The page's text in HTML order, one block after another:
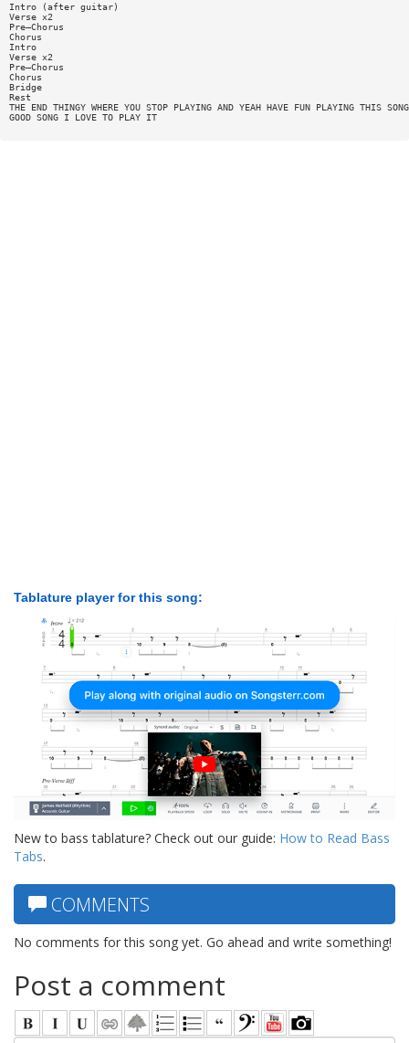
Intro (after guitar)
Verse x2
Pre—Chorus
Chorus
Intro
Verse x2
Pre—Chorus
Chorus
Bridge
Rest
THE END THINGY WHERE YOU STOP PLAYING AND YEAH HAVE FUN PLAYING THIS
GOOD SONG I LOVE TO PLAY IT
Tablature player for this song:
New to bass tablature? Check out our guide: How to Read Bass
Tabs.
COMMENTS
No comments for this song yet. Go ahead and write something!
Post a comment